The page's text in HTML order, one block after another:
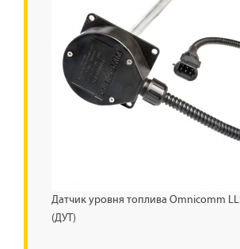
Датчик уровня топлива Omnicomm
(ДУТ)